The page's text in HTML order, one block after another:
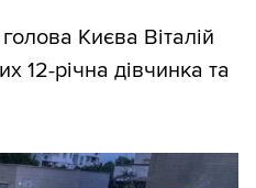
Києва Віталій
12-річна дівчинка та